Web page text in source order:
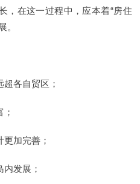
，在这一过程中，应本着“房住
。
各自贸区；
加完善；
发展；